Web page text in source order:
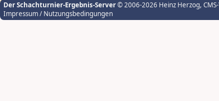
Der Schachturnier-Ergebnis-Server© 2006-2026 Heinz Herzog,
Impressum / Nutzungsbedingungen